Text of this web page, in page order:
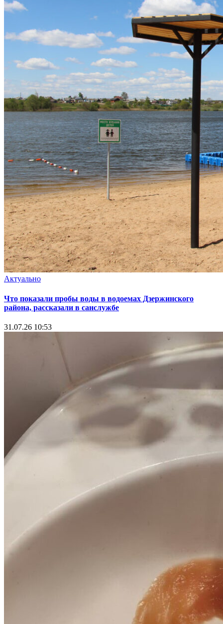
Актуально
Что показали пробы воды в водоемах Дзержинского
района, рассказали в санслужбе
31.07.26 10:53